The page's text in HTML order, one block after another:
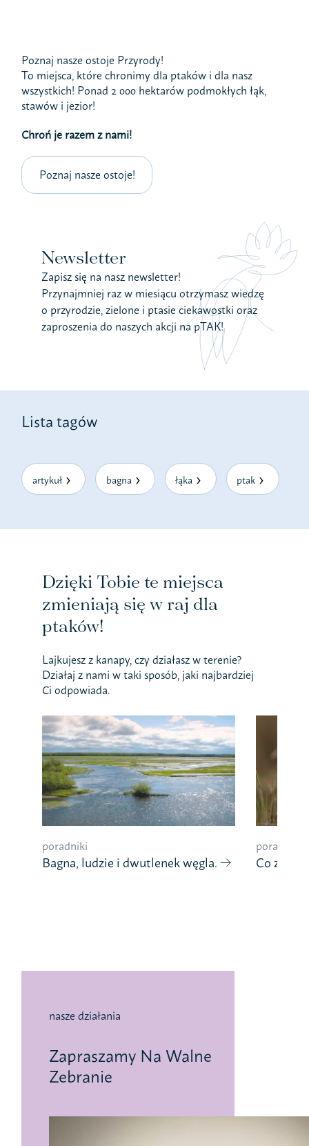
Poznaj nasze ostoje Przyrody!
To miejsca, które chronimy dla ptaków i dla nasz
wszystkich! Ponad 2 000 hektarów podmokłych łąk,
stawów i jezior!
Chroń je razem z nami!
Poznaj nasze ostoje!
Newsletter
Zapisz się na nasz newsletter!
Przynajmniej raz w miesiącu otrzymasz wiedzę
o przyrodzie, zielone i ptasie ciekawostki oraz
zaproszenia do naszych akcji na pTAK!
Lista tagów
artykuł bagna łąka ptak
Dzięki Tobie te miejsca
zmieniają się w raj dla
ptaków!
Lajkujesz z kanapy, czy działasz w terenie?
Działaj z nami w taki sposób, jaki najbardziej
Ci odpowiada.
poradniki
Bagna, ludzie i dwutlenek węgla.
poradniki
Co
nasze działania
Zapraszamy Na Walne
Zebranie